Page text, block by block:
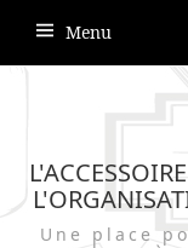
Menu
Une place